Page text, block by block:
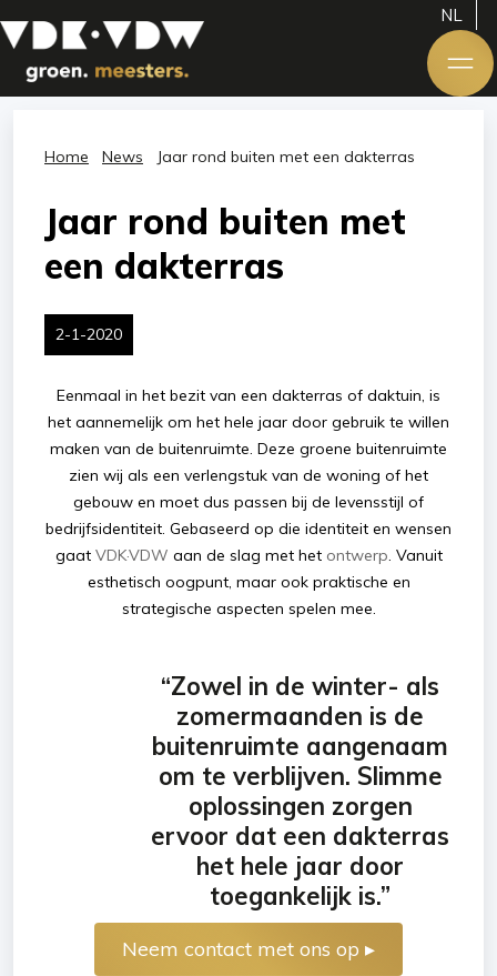
NL
Home News Jaar rond buiten met een dakterras
Jaar rond buiten met
een dakterras
2-1-2020
Eenmaal in het bezit van een dakterras of daktuin, is
het aannemelijk om het hele jaar door gebruik te willen
maken van de buitenruimte. Deze groene buitenruimte
zien wij als een verlengstuk van de woning of het
gebouw en moet dus passen bij de levensstijl of
bedrijfsidentiteit. Gebaseerd op die identiteit en wensen
gaat VDK·VDW aan de slag met het ontwerp. Vanuit
esthetisch oogpunt, maar ook praktische en
strategische aspecten spelen mee.
“Zowel in de winter- als
zomermaanden is de
buitenruimte aangenaam
om te verblijven. Slimme
oplossingen zorgen
ervoor dat een dakterras
het hele jaar door
toegankelijk is.”
Neem contact met ons op ▸